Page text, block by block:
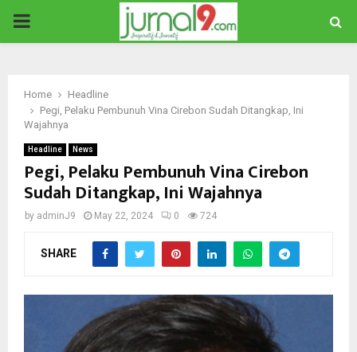
PRIMARY
Home
Headline
Pegi, Pelaku Pembunuh Vina Cirebon Sudah Ditangkap, Ini
Wajahnya
Headline News
Pegi, Pelaku Pembunuh Vina Cirebon
Sudah Ditangkap, Ini Wajahnya
by adminJ9 May 22, 2024 0 724
SHARE